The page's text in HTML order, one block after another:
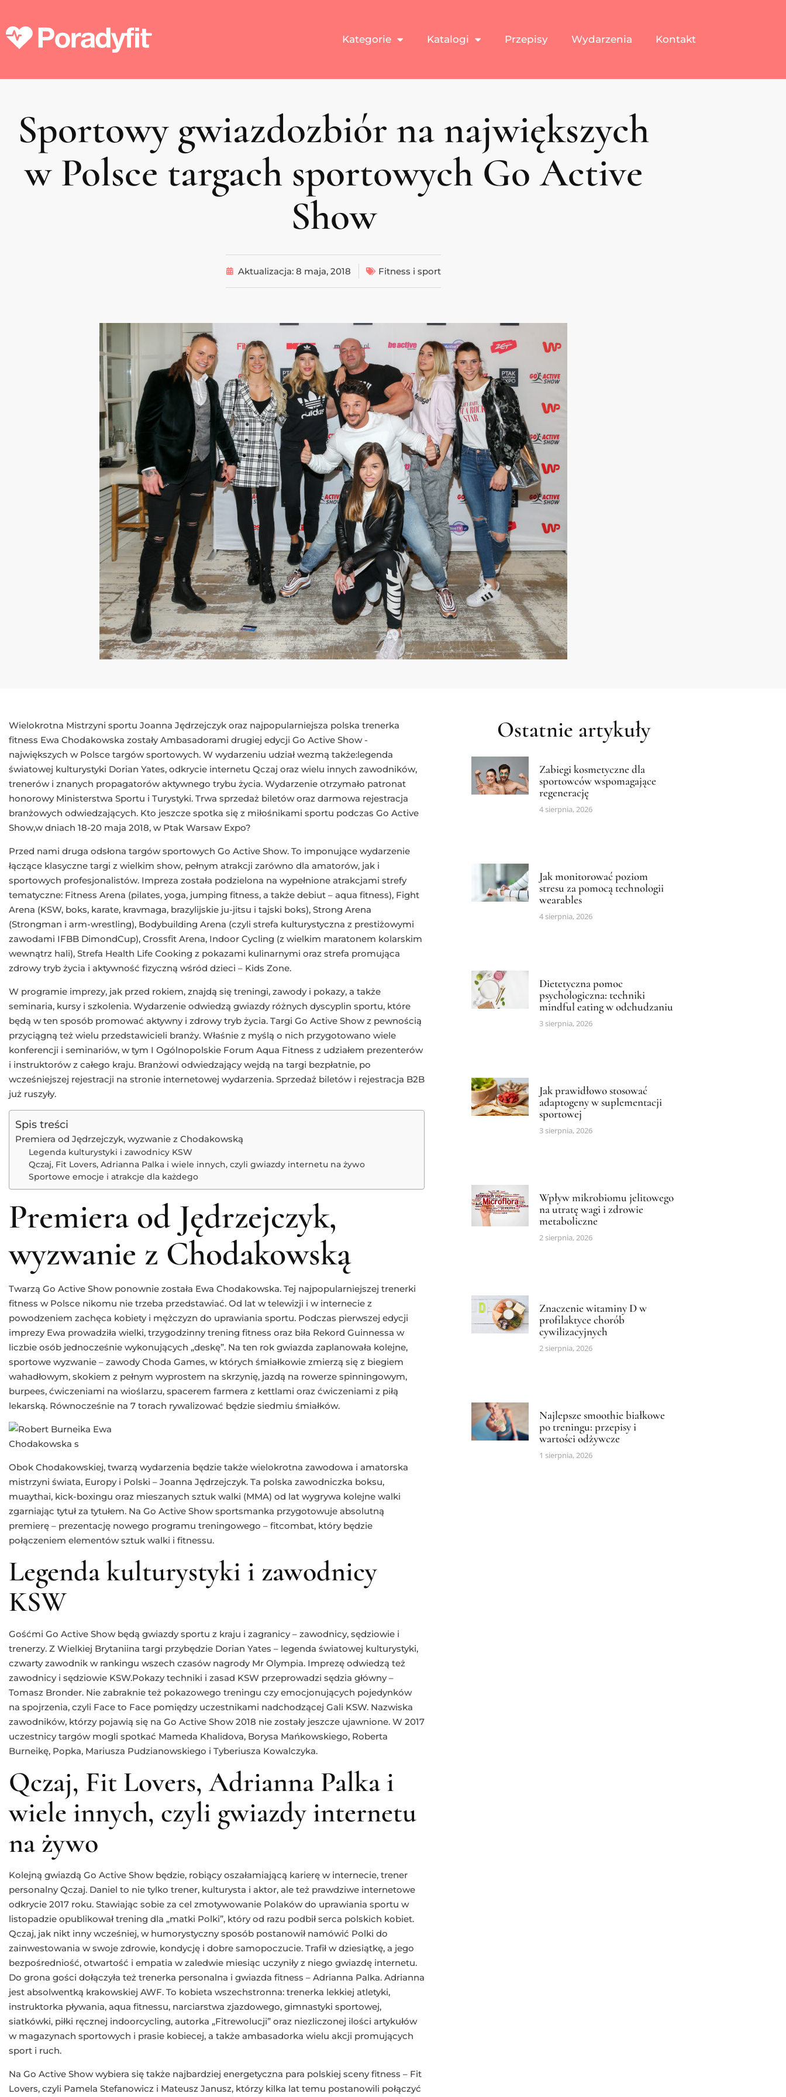
Kategorie Katalogi Przepisy Wydarzenia Kontakt
Sportowy gwiazdozbiór na największych
w Polsce targach sportowych Go Active
Show
Aktualizacja: 8 maja, 2018 Fitness i sport
Wielokrotna Mistrzyni sportu Joanna Jędrzejczyk oraz najpopularniejsza polska trenerka
fitness Ewa Chodakowska zostały Ambasadorami drugiej edycji Go Active Show -
największych w Polsce targów sportowych. W wydarzeniu udział wezmą także:legenda
światowej kulturystyki Dorian Yates, odkrycie internetu Qczaj oraz wielu innych zawodników,
trenerów i znanych propagatorów aktywnego trybu życia. Wydarzenie otrzymało patronat
honorowy Ministerstwa Sportu i Turystyki. Trwa sprzedaż biletów oraz darmowa rejestracja
branżowych odwiedzających. Kto jeszcze spotka się z miłośnikami sportu podczas Go Active
Show,w dniach 18-20 maja 2018, w Ptak Warsaw Expo?
Przed nami druga odsłona targów sportowych Go Active Show. To imponujące wydarzenie
łączące klasyczne targi z wielkim show, pełnym atrakcji zarówno dla amatorów, jak i
sportowych profesjonalistów. Impreza została podzielona na wypełnione atrakcjami strefy
tematyczne: Fitness Arena (pilates, yoga, jumping fitness, a także debiut – aqua fitness), Fight
Arena (KSW, boks, karate, kravmaga, brazylijskie ju-jitsu i tajski boks), Strong Arena
(Strongman i arm-wrestling), Bodybuilding Arena (czyli strefa kulturystyczna z prestiżowymi
zawodami IFBB DimondCup), Crossfit Arena, Indoor Cycling (z wielkim maratonem kolarskim
wewnątrz hali), Strefa Health Life Cooking z pokazami kulinarnymi oraz strefa promująca
zdrowy tryb życia i aktywność fizyczną wśród dzieci – Kids Zone.
W programie imprezy, jak przed rokiem, znajdą się treningi, zawody i pokazy, a także
seminaria, kursy i szkolenia. Wydarzenie odwiedzą gwiazdy różnych dyscyplin sportu, które
będą w ten sposób promować aktywny i zdrowy tryb życia. Targi Go Active Show z pewnością
przyciągną też wielu przedstawicieli branży. Właśnie z myślą o nich przygotowano wiele
konferencji i seminariów, w tym I Ogólnopolskie Forum Aqua Fitness z udziałem prezenterów
i instruktorów z całego kraju. Branżowi odwiedzający wejdą na targi bezpłatnie, po
wcześniejszej rejestracji na stronie internetowej wydarzenia. Sprzedaż biletów i rejestracja B2B
już ruszyły.
Spis treści
Premiera od Jędrzejczyk, wyzwanie z Chodakowską
Legenda kulturystyki i zawodnicy KSW
Qczaj, Fit Lovers, Adrianna Palka i wiele innych, czyli gwiazdy internetu na żywo
Sportowe emocje i atrakcje dla każdego
Premiera od Jędrzejczyk,
wyzwanie z Chodakowską
Twarzą Go Active Show ponownie została Ewa Chodakowska. Tej najpopularniejszej trenerki
fitness w Polsce nikomu nie trzeba przedstawiać. Od lat w telewizji i w internecie z
powodzeniem zachęca kobiety i mężczyzn do uprawiania sportu. Podczas pierwszej edycji
imprezy Ewa prowadziła wielki, trzygodzinny trening fitness oraz biła Rekord Guinnessa w
liczbie osób jednocześnie wykonujących „deskę”. Na ten rok gwiazda zaplanowała kolejne,
sportowe wyzwanie – zawody Choda Games, w których śmiałkowie zmierzą się z biegiem
wahadłowym, skokiem z pełnym wyprostem na skrzynię, jazdą na rowerze spinningowym,
burpees, ćwiczeniami na wioślarzu, spacerem farmera z kettlami oraz ćwiczeniami z piłą
lekarską. Równocześnie na 7 torach rywalizować będzie siedmiu śmiałków.
Obok Chodakowskiej, twarzą wydarzenia będzie także wielokrotna zawodowa i amatorska
mistrzyni świata, Europy i Polski – Joanna Jędrzejczyk. Ta polska zawodniczka boksu,
muaythai, kick-boxingu oraz mieszanych sztuk walki (MMA) od lat wygrywa kolejne walki
zgarniając tytuł za tytułem. Na Go Active Show sportsmanka przygotowuje absolutną
premierę – prezentację nowego programu treningowego – fitcombat, który będzie
połączeniem elementów sztuk walki i fitnessu.
Legenda kulturystyki i zawodnicy
KSW
Gośćmi Go Active Show będą gwiazdy sportu z kraju i zagranicy – zawodnicy, sędziowie i
trenerzy. Z Wielkiej Brytaniina targi przybędzie Dorian Yates – legenda światowej kulturystyki,
czwarty zawodnik w rankingu wszech czasów nagrody Mr Olympia. Imprezę odwiedzą też
zawodnicy i sędziowie KSW.Pokazy techniki i zasad KSW przeprowadzi sędzia główny –
Tomasz Bronder. Nie zabraknie też pokazowego treningu czy emocjonujących pojedynków
na spojrzenia, czyli Face to Face pomiędzy uczestnikami nadchodzącej Gali KSW. Nazwiska
zawodników, którzy pojawią się na Go Active Show 2018 nie zostały jeszcze ujawnione. W 2017
uczestnicy targów mogli spotkać Mameda Khalidova, Borysa Mańkowskiego, Roberta
Burneikę, Popka, Mariusza Pudzianowskiego i Tyberiusza Kowalczyka.
Qczaj, Fit Lovers, Adrianna Palka i
wiele innych, czyli gwiazdy internetu
na żywo
Kolejną gwiazdą Go Active Show będzie, robiący oszałamiającą karierę w internecie, trener
personalny Qczaj. Daniel to nie tylko trener, kulturysta i aktor, ale też prawdziwe internetowe
odkrycie 2017 roku. Stawiając sobie za cel zmotywowanie Polaków do uprawiania sportu w
listopadzie opublikował trening dla „matki Polki”, który od razu podbił serca polskich kobiet.
Qczaj, jak nikt inny wcześniej, w humorystyczny sposób postanowił namówić Polki do
zainwestowania w swoje zdrowie, kondycję i dobre samopoczucie. Trafił w dziesiątkę, a jego
bezpośredniość, otwartość i empatia w zaledwie miesiąc uczyniły z niego gwiazdę internetu.
Do grona gości dołączyła też trenerka personalna i gwiazda fitness – Adrianna Palka. Adrianna
jest absolwentką krakowskiej AWF. To kobieta wszechstronna: trenerka lekkiej atletyki,
instruktorka pływania, aqua fitnessu, narciarstwa zjazdowego, gimnastyki sportowej,
siatkówki, piłki ręcznej indoorcycling, autorka „Fitrewolucji” oraz niezliczonej ilości artykułów
w magazynach sportowych i prasie kobiecej, a także ambasadorka wielu akcji promujących
sport i ruch.
Na Go Active Show wybiera się także najbardziej energetyczna para polskiej sceny fitness – Fit
Lovers, czyli Pamela Stefanowicz i Mateusz Janusz, którzy kilka lat temu postanowili połączyć
Ostatnie artykuły
Zabiegi kosmetyczne dla
sportowców wspomagające
regenerację
4 sierpnia, 2026
Jak monitorować poziom
stresu za pomocą technologii
wearables
4 sierpnia, 2026
Dietetyczna pomoc
psychologiczna: techniki
mindful eating w odchudzaniu
3 sierpnia, 2026
Jak prawidłowo stosować
adaptogeny w suplementacji
sportowej
3 sierpnia, 2026
Wpływ mikrobiomu jelitowego
na utratę wagi i zdrowie
metaboliczne
2 sierpnia, 2026
Znaczenie witaminy D w
profilaktyce chorób
cywilizacyjnych
2 sierpnia, 2026
Najlepsze smoothie białkowe
po treningu: przepisy i
wartości odżywcze
1 sierpnia, 2026